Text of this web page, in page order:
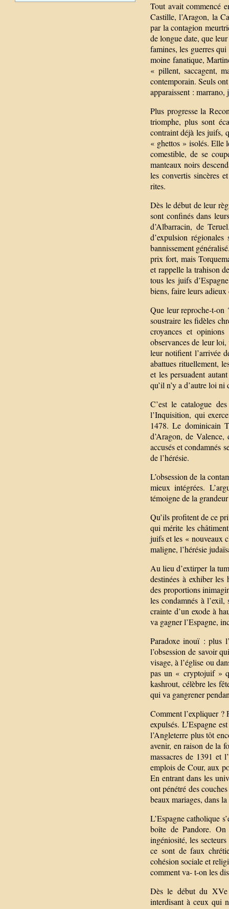
Tout avait commencé
Castille, l’Aragon, la
par la contagion
de longue date, que
famines, les guerres
moine fanatique,
« pillent, saccagent,
contemporain. Seuls
apparaissent : marrano,
Plus progresse la
triomphe, plus sont
contraint déjà les juifs,
« ghettos » isolés. Elle
comestible, de se
manteaux noirs
les convertis sincères
rites.
Dès le début de leur
sont confinés dans
d’Albarracin, de
d’expulsion
bannissement
prix fort, mais
et rappelle la trahison
tous les juifs
biens, faire leurs
Que leur reproche-t-on
soustraire les fidèles
croyances et
observances de leur
leur notifient l’arrivée
abattues rituellement,
et les persuadent
qu’il n’y a d’autre loi
C’est le catalogue
l’Inquisition, qui
1478. Le dominicain
d’Aragon, de
accusés et condamnés
de l’hérésie.
L’obsession de la
mieux intégrées.
témoigne de la
Qu’ils profitent de ce
qui mérite les
juifs et les « nouveaux
maligne, l’hérésie
Au lieu d’extirper la
destinées à exhiber les
des proportions
les condamnés à
crainte d’un exode à
va gagner l’Espagne,
Paradoxe inouï : plus
l’obsession de savoir
visage, à l’église ou
pas un « cryptojuif »
kashrout, célèbre les
qui va gangrener
Comment l’expliquer ?
expulsés. L’Espagne
l’Angleterre plus tôt
avenir, en raison de la
massacres de 1391 et
emplois de Cour, aux
En entrant dans les
ont pénétré des
beaux mariages, dans
L’Espagne catholique
boîte de Pandore.
ingéniosité, les
ce sont de faux
cohésion sociale et
comment va- t-on les
Dès le début du XVe
interdisant à ceux qui